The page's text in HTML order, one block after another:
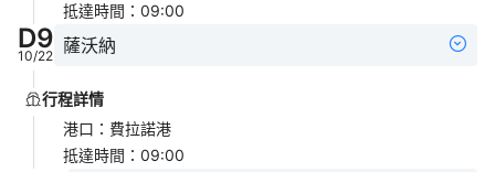
抵達時間 ： 09:00
D9
10/22 薩沃納
行程詳情
港口 ： 費拉諾港
抵達時間 ： 09:00